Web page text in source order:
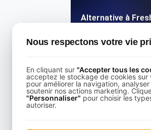
Alternative à
View details
Nous respectons votre vie
En cliquant sur "Accepter tous les
acceptez le stockage de cookies sur
pour améliorer la navigation, analyser
soutenir nos actions marketing.
"Personnaliser" pour choisir les
autoriser.